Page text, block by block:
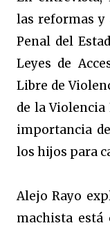
las reformas y
Penal del
Leyes de
Libre de
de la Violencia
importancia
los hijos para
Alejo Rayo
machista